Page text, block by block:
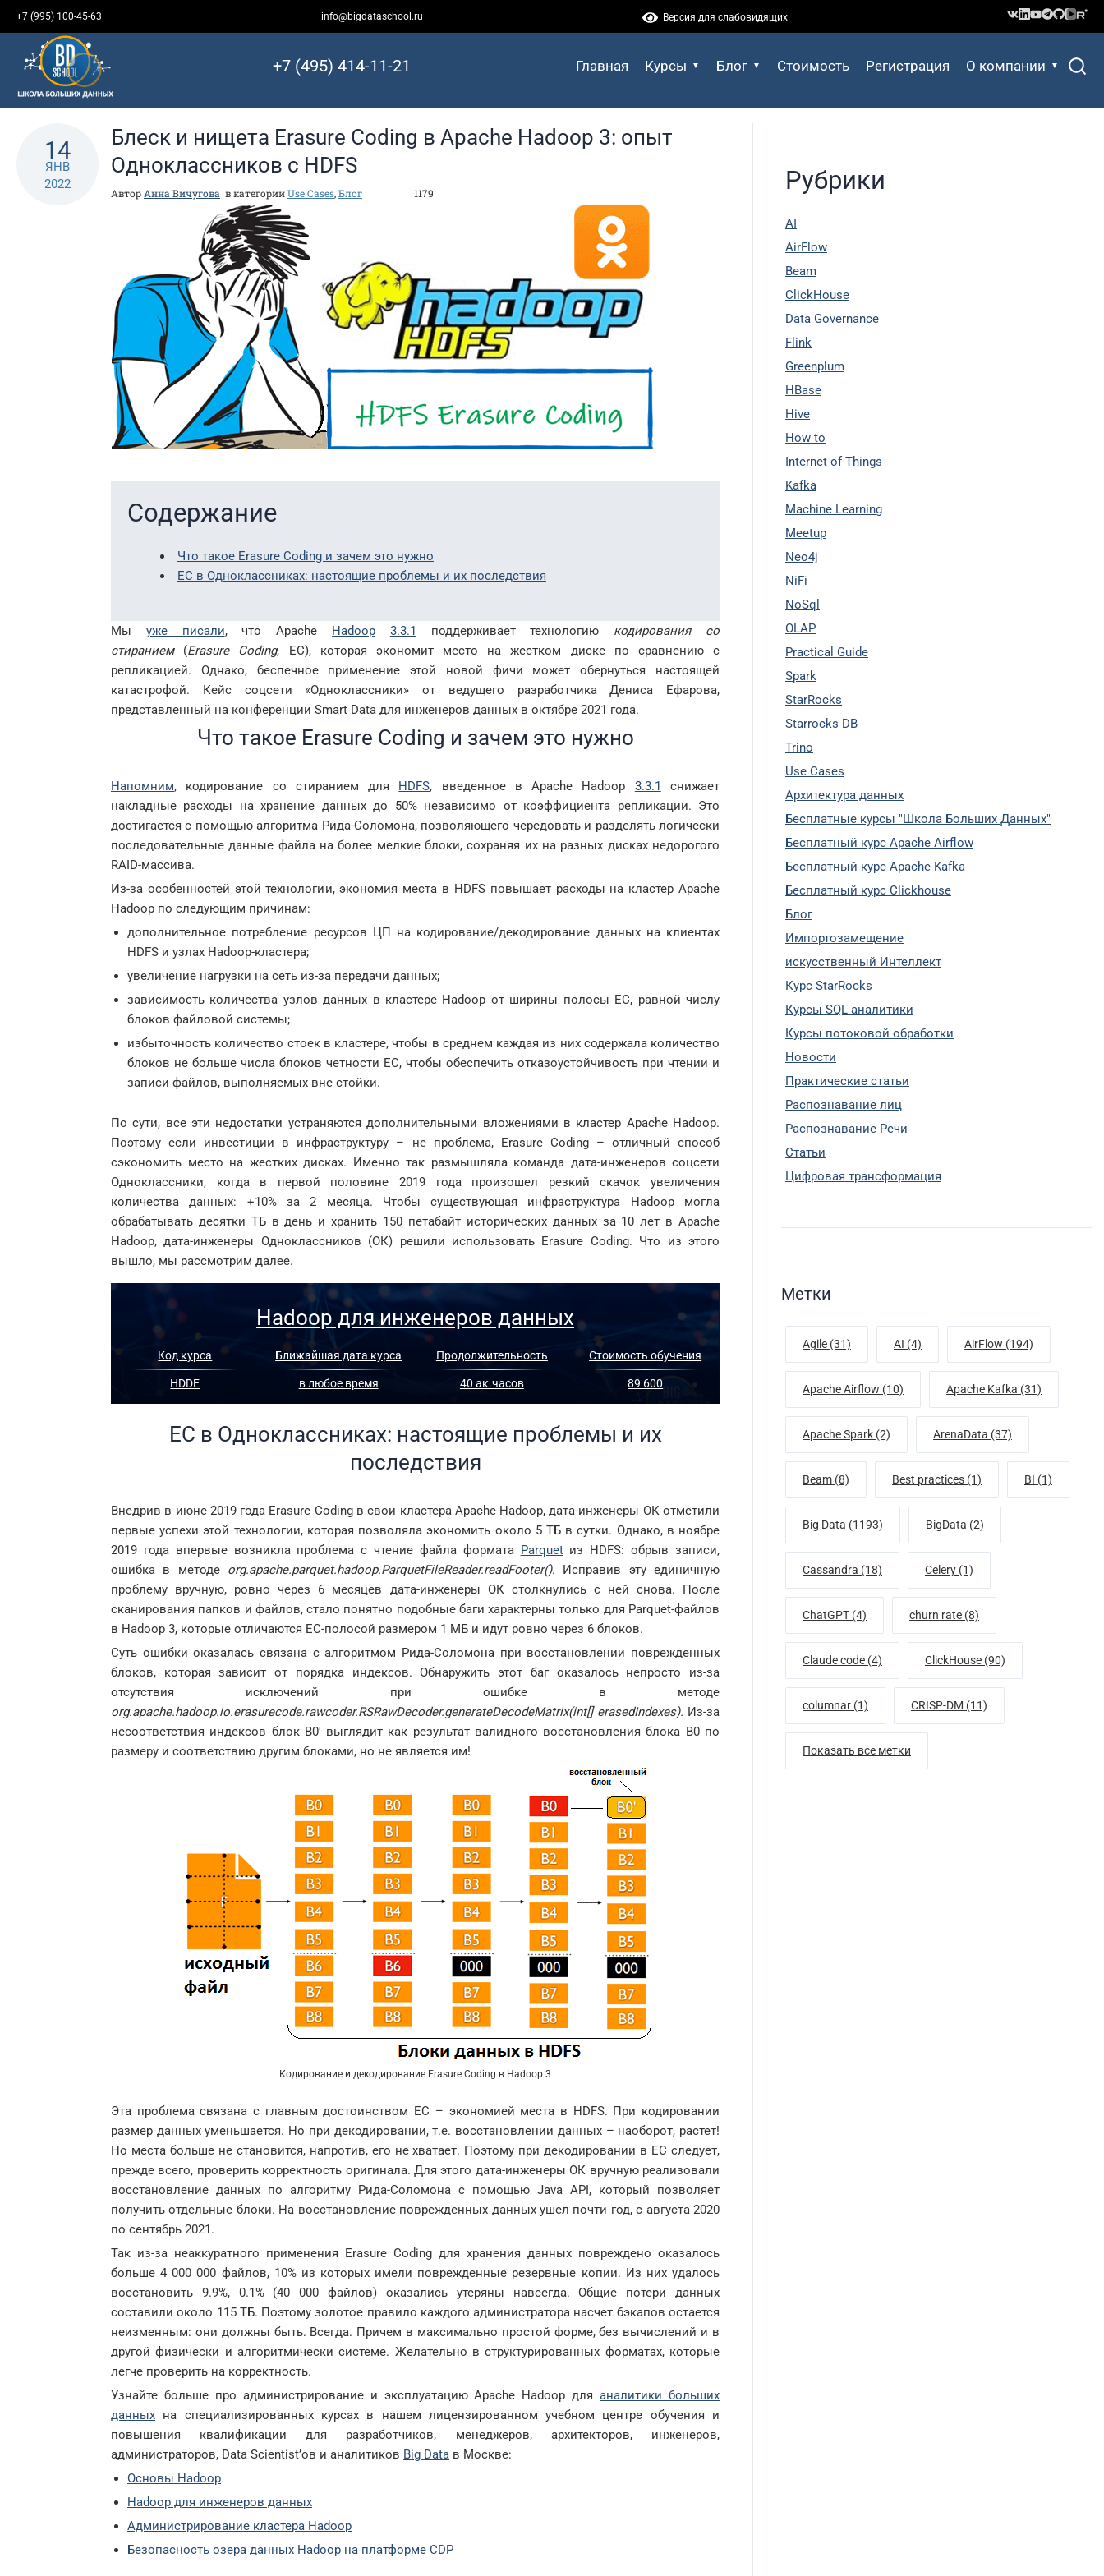
Перейти
контенту
+7 (995) 100-45-63 info@bigdataschool.ru Версия для слабовидящих
+7 (495) 414-11-21 Главная Курсы Блог Стоимость Регистрация О компании
14
ЯНВ
2022
Блеск и нищета Erasure Coding в Apache Hadoop 3: опыт
Одноклассников c HDFS
Автор Анна Вичугова в категорииUse Cases,Блог 1179
Содержание
Что такое Erasure Coding и зачем это нужно
EC в Одноклассниках: настоящие проблемы и их последствия
Мы уже писали, что Apache Hadoop 3.3.1 поддерживает технологию кодирования со
стиранием(Erasure Coding, EC), которая экономит место на жестком диске по сравнению с
репликацией. Однако, беспечное применение этой новой фичи может обернуться настоящей
катастрофой. Кейс соцсети «Одноклассники» от ведущего разработчика Дениса Ефарова,
представленный на конференции Smart Data для инженеров данных в октябре 2021 года.
Что такое Erasure Coding и зачем это нужно
Напомним, кодирование со стиранием для HDFS, введенное в Apache Hadoop 3.3.1 снижает
накладные расходы на хранение данных до 50% независимо от коэффициента репликации. Это
достигается с помощью алгоритма Рида-Соломона, позволяющего чередовать и разделять логически
последовательные данные файла на более мелкие блоки, сохраняя их на разных дисках недорогого
RAID-массива.
Из-за особенностей этой технологии, экономия места в HDFS повышает расходы на кластер Apache
Hadoop по следующим причинам:
дополнительное потребление ресурсов ЦП на кодирование/декодирование данных на клиентах
HDFS и узлах Hadoop-кластера;
увеличение нагрузки на сеть из-за передачи данных;
зависимость количества узлов данных в кластере Hadoop от ширины полосы EC, равной числу
блоков файловой системы;
избыточность количество стоек в кластере, чтобы в среднем каждая из них содержала количество
блоков не больше числа блоков четности EC, чтобы обеспечить отказоустойчивость при чтении и
записи файлов, выполняемых вне стойки.
По сути, все эти недостатки устраняются дополнительными вложениями в кластер Apache Hadoop.
Поэтому если инвестиции в инфраструктуру – не проблема, Erasure Coding – отличный способ
сэкономить место на жестких дисках. Именно так размышляла команда дата-инженеров соцсети
Одноклассники, когда в первой половине 2019 года произошел резкий скачок увеличения
количества данных: +10% за 2 месяца. Чтобы существующая инфраструктура Hadoop могла
обрабатывать десятки ТБ в день и хранить 150 петабайт исторических данных за 10 лет в Apache
Hadoop, дата-инженеры Одноклассников (ОК) решили использовать Erasure Coding. Что из этого
вышло, мы рассмотрим далее.
Hadoop для инженеров данных
Код курса
HDDE
Ближайшая дата курса
в любое время
Продолжительность
40 ак.часов
Стоимость обучения
89 600
EC в Одноклассниках: настоящие проблемы и их
последствия
Внедрив в июне 2019 года Erasure Coding в свои кластера Apache Hadoop, дата-инженеры ОК отметили
первые успехи этой технологии, которая позволяла экономить около 5 ТБ в сутки. Однако, в ноябре
2019 года впервые возникла проблема с чтение файла формата Parquetиз HDFS: обрыв записи,
ошибка в методе org.apache.parquet.hadoop.ParquetFileReader.readFooter(). Исправив эту единичную
проблему вручную, ровно через 6 месяцев дата-инженеры ОК столкнулись с ней снова. После
сканирования папков и файлов, стало понятно подобные баги характерны только для Parquet-файлов
в Hadoop 3, которые отличаются EC-полосой размером 1 МБ и идут ровно через 6 блоков.
Суть ошибки оказалась связана с алгоритмом Рида-Соломона при восстановлении поврежденных
блоков, которая зависит от порядка индексов. Обнаружить этот баг оказалось непросто из-за
отсутствия исключений при ошибке в методе
org.apache.hadoop.io.erasurecode.rawcoder.RSRawDecoder.generateDecodeMatrix(int[] erasedIndexes). Из-за
несоответствия индексов блок B0′ выглядит как результат валидного восстановления блока B0 по
размеру и соответствию другим блоками, но не является им!
Кодирование и декодирование Erasure Coding в Hadoop 3
Эта проблема связана с главным достоинством EC – экономией места в HDFS. При кодировании
размер данных уменьшается. Но при декодировании, т.е. восстановлении данных – наоборот, растет!
Но места больше не становится, напротив, его не хватает. Поэтому при декодировании в EC следует,
прежде всего, проверить корректность оригинала. Для этого дата-инженеры ОК вручную реализовали
восстановление данных по алгоритму Рида-Соломона с помощью Java API, который позволяет
получить отдельные блоки. На восстановление поврежденных данных ушел почти год, с августа 2020
по сентябрь 2021.
Так из-за неаккуратного применения Erasure Coding для хранения данных повреждено оказалось
больше 4 000 000 файлов, 10% из которых имели поврежденные резервные копии. Из них удалось
восстановить 9.9%, 0.1% (40 000 файлов) оказались утеряны навсегда. Общие потери данных
составили около 115 ТБ. Поэтому золотое правило каждого администратора насчет бэкапов остается
неизменным: они должны быть. Всегда. Причем в максимально простой форме, без вычислений и в
другой физически и алгоритмически системе. Желательно в структурированных форматах, которые
легче проверить на корректность.
Узнайте больше про администрирование и эксплуатацию Apache Hadoop дляаналитики больших
данных на специализированных курсах в нашем лицензированном учебном центре обучения и
повышения квалификации для разработчиков, менеджеров, архитекторов, инженеров,
администраторов, Data Scientist’ов и аналитиков Big Data в Москве:
Основы Hadoop
Hadoop для инженеров данных
Администрирование кластера Hadoop
Безопасность озера данных Hadoop на платформе CDP
Рубрики
AI
AirFlow
Beam
ClickHouse
Data Governance
Flink
Greenplum
HBase
Hive
How to
Internet of Things
Kafka
Machine Learning
Meetup
Neo4j
NiFi
NoSql
OLAP
Practical Guide
Spark
StarRocks
Starrocks DB
Trino
Use Cases
Архитектура данных
Бесплатные курсы "Школа Больших Данных"
Бесплатный курс Apache Airflow
Бесплатный курс Apache Kafka
Бесплатный курс Clickhouse
Блог
Импортозамещение
искусственный Интеллект
Курс StarRocks
Курсы SQL аналитики
Курсы потоковой обработки
Новости
Практические статьи
Распознавание лиц
Распознавание Речи
Статьи
Цифровая трансформация
Метки
Agile (31) AI (4) AirFlow (194)
Apache Airflow (10) Apache Kafka (31)
Apache Spark (2) ArenaData (37)
Beam (8) Best practices (1) BI (1)
Big Data (1193) BigData (2)
Cassandra (18) Celery (1)
ChatGPT (4) churn rate (8)
Claude code (4) ClickHouse (90)
columnar (1) CRISP-DM (11)
Показать все метки